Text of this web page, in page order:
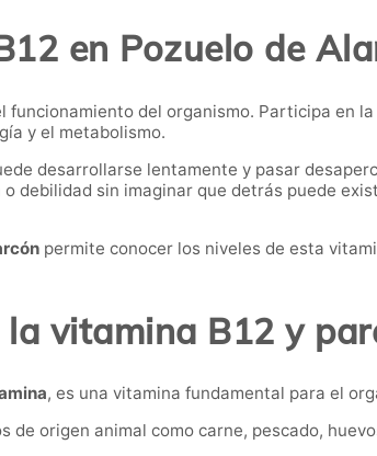
en Pozuelo de
funcionamiento del organismo. Participa en
y el metabolismo.
desarrollarse lentamente y pasar
debilidad sin imaginar que detrás puede
permite conocer los niveles de esta
la vitamina B12 y
, es una vitamina fundamental para el
origen animal como carne, pescado,